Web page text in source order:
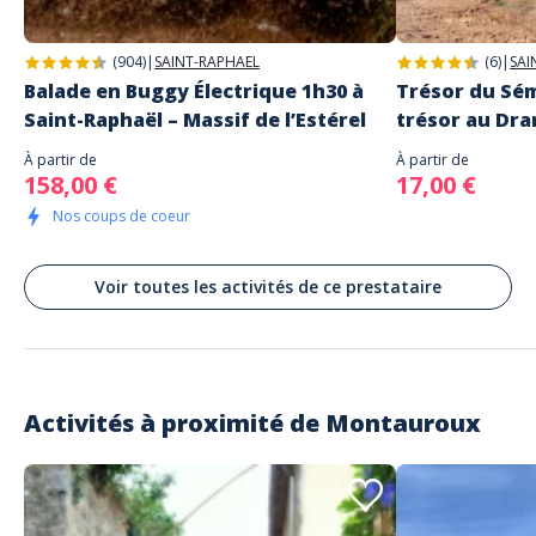
Une équipe au top et du bon matos
Commenté le 17/08/2025
L'équipe est sympa, serviable et pro, et le matériel est de bonne qualité
Je recommande
Severine
Commenté le 17/08/2025
Nous venons toujours chez vous car l équipe est au top, dynamique et
souriant. Étant du coin vous êtes pour nous gage de sérieux! Continuez
ainsi
(904)| SAINT-RAPHAEL
Balade en Buggy Électrique 1h30 à
Saint-Raphaël – Massif de l’Estérel
À partir de
158,00 €
Nos coups de coeur
(6)|
Trésor du
trésor au
À partir de
17,00 €
Voir toutes les activités de ce prestataire
Activités à proximité de Montauroux